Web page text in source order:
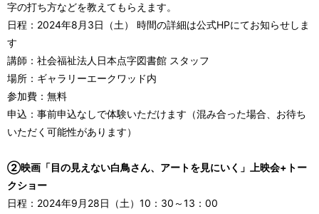
字の打ち方などを教えてもらえます。
日程：2024年8月3日（土） 時間の詳細は公式HPにてお知らせしま
す
講師：社会福祉法人日本点字図書館 スタッフ
場所：ギャラリーエークワッド内
参加費：無料
申込：事前申込なしで体験いただけます（混み合った場合、お待ち
いただく可能性があります）
②映画「目の見えない白鳥さん、アートを見にいく」上映会+トー
クショー
日程：2024年9月28日（土）10：30～13：00